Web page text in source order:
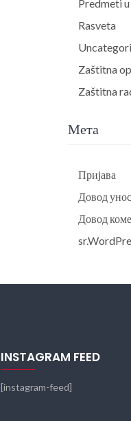
Predmeti
Rasveta
Zaštitna
Zaštitna
Мета
Пријава
Довод
Довод
INSTAGRAM FEED
[instagram-feed]